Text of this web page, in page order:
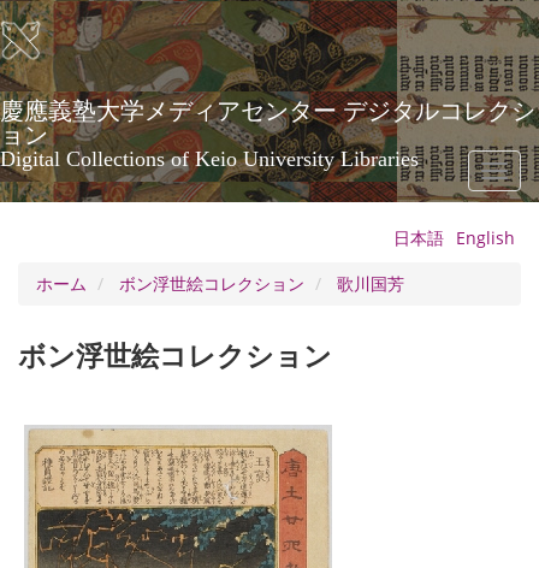
メ
イ
ン
コ
ン
テ
ン
ツ
に
慶應義塾大学メディアセンター デジタルコレクシ
ョン
Digital Collections of Keio University Libraries
Toggle
日本語 English
ホーム
ボン浮世絵コレクション 歌川国芳
ボン浮世絵コレクション